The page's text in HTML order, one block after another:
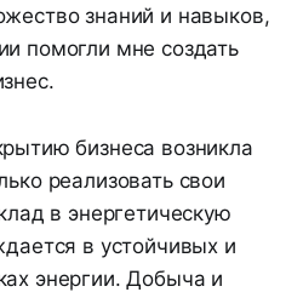
знаний и навыков,
помогли мне создать
бизнеса возникла
реализовать свои
в энергетическую
в устойчивых и
энергии. Добыча и